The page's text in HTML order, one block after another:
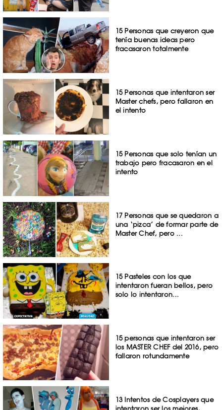
15 Personas que creyeron que
tenía buenas ideas pero
fracasaron totalmente
15 Personas que intentaron ser
Master chefs, pero fallaron en
el intento
15 Personas que solo tenían un
trabajo pero fracasaron en el
intento
17 Personas que se quedaron a
una ‘pizca’ de formar parte de
Master Chef, pero ...
15 Pasteles con los que
intentaron fueran bellos, pero
solo lo intentaron…
15 personas que intentaron ser
los MASTER CHEF del 2016, pero
fallaron rotundamente
13 Intentos de Cosplayers que